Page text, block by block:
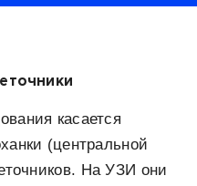
касается
(центральной
На УЗИ они